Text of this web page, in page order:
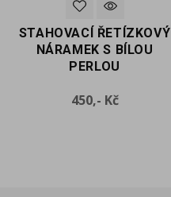
STAHOVACÍ ŘETÍZKOVÝ
NÁRAMEK S BÍLOU
PERLOU
450,- KčCena